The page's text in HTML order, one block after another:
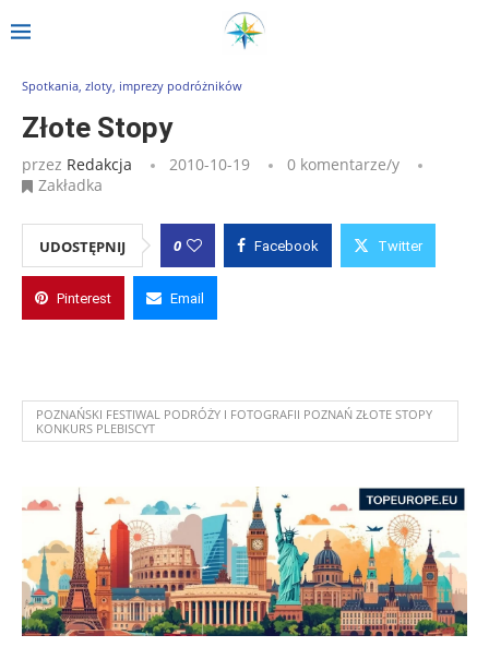
Strona główna Złote Stopy
Spotkania, zloty, imprezy podróżników
Złote Stopy
przez Redakcja 2010-10-19
0 komentarze/y
Zakładka
UDOSTĘPNIJ 0 Facebook Twitter
Pinterest Email
POZNAŃSKI FESTIWAL PODRÓŻY I FOTOGRAFII POZNAŃ ZŁOTE STOPY
KONKURS PLEBISCYT